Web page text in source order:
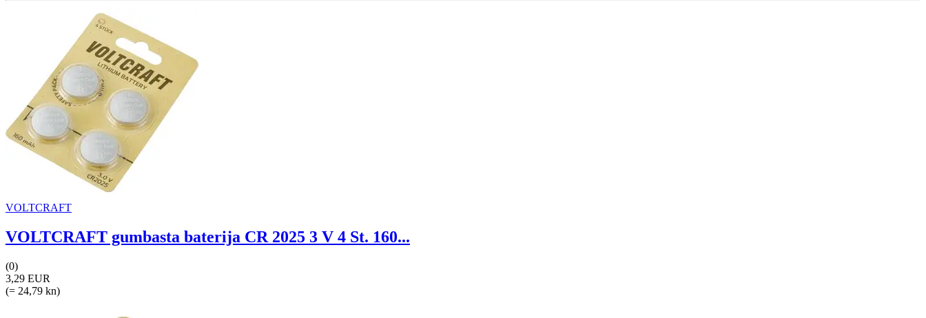
VOLTCRAFT
VOLTCRAFT gumbasta baterija CR 2025 3 V 4 St. 160...
(0)
3,29 EUR
(= 24,79 kn)